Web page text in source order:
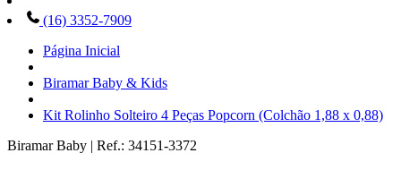
(16) 3352-7909
Página Inicial
Biramar Baby & Kids
Kit Rolinho Solteiro 4 Peças Popcorn (Colchão 1,88 x 0,88)
Biramar Baby | Ref.: 34151-3372